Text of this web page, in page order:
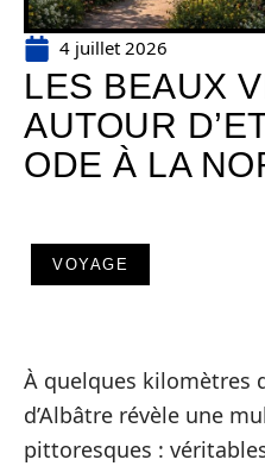
4 juillet 2026
LES BEAUX
AUTOUR
ODE À LA
VOYAGE
À quelques kilomètres
d’Albâtre révèle une
pittoresques :